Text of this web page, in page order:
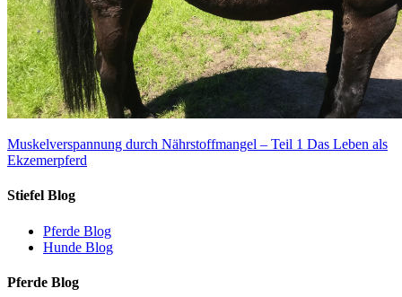
Muskelverspannung durch Nährstoffmangel – Teil 1 Das Leben als
Ekzemerpferd
Stiefel Blog
Pferde Blog
Hunde Blog
Pferde Blog